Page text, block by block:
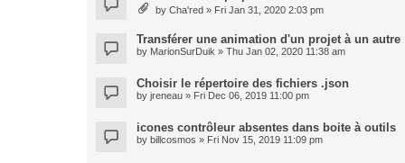
by Cha'red » Fri Jan 31, 2020 2:03 pm
Transférer une animation d'un projet à un autre
by MarionSurDuik » Thu Jan 02, 2020 11:38 am
Choisir le répertoire des fichiers .json
by jreneau » Fri Dec 06, 2019 11:00 pm
icones contrôleur absentes dans boite à outils
by billcosmos » Fri Nov 15, 2019 11:09 pm